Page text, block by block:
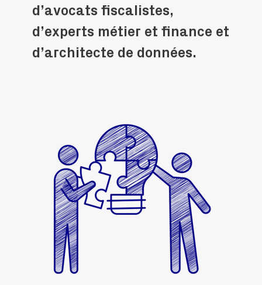
d’avocats fiscalistes,
d’experts métier et finance et
d’architecte de données.